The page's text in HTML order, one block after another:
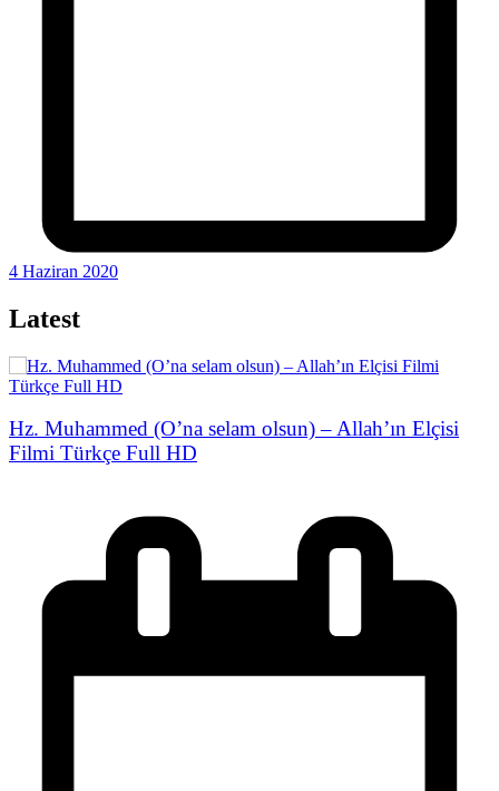
4 Haziran 2020
Latest
Hz. Muhammed (O’na selam olsun) – Allah’ın Elçisi
Filmi Türkçe Full HD